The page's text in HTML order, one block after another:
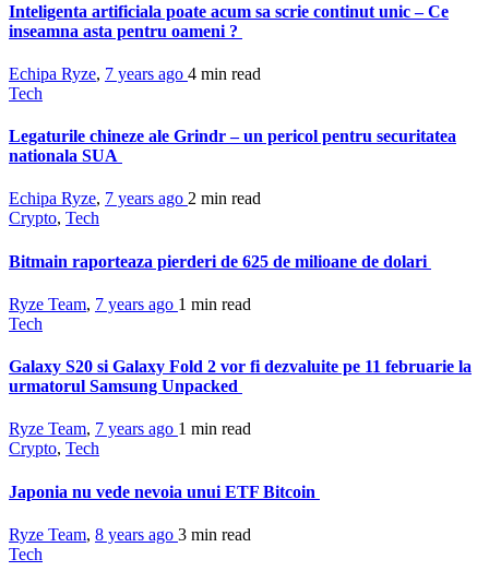
Inteligenta artificiala poate acum sa scrie continut unic – Ce
inseamna asta pentru oameni ?
Echipa Ryze, 7 years ago 4 min read
Tech
Legaturile chineze ale Grindr – un pericol pentru securitatea
nationala SUA
Echipa Ryze, 7 years ago 2 min read
Crypto, Tech
Bitmain raporteaza pierderi de 625 de milioane de dolari
Ryze Team, 7 years ago 1 min read
Tech
Galaxy S20 si Galaxy Fold 2 vor fi dezvaluite pe 11 februarie la
urmatorul Samsung Unpacked
Ryze Team, 7 years ago 1 min read
Crypto, Tech
Japonia nu vede nevoia unui ETF Bitcoin
Ryze Team, 8 years ago 3 min read
Tech